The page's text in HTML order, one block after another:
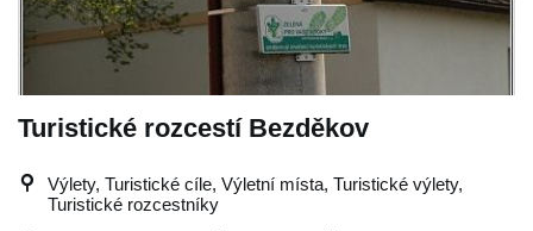
Turistické rozcestí Bezděkov
Výlety, Turistické cíle, Výletní místa, Turistické výlety,
Turistické rozcestníky